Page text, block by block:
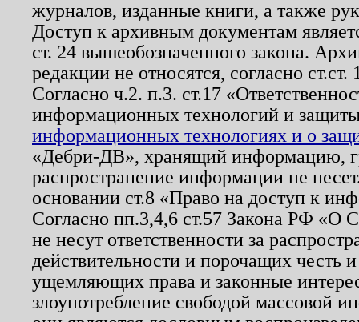
журналов, изданные книги, а также
Доступ к архивным документам
ст. 24 вышеобозначенного закона.
редакции не относятся, согласно
Согласно ч.2. п.3. ст.17
информационных технологий и
информационных технологиях и о
«Дебри-ДВ», хранящий информацию,
распространение информации не
основании ст.8 «Право на доступ к
Согласно пп.3,4,6 ст.57 Закона РФ «О
не несут ответственности за
действительности и порочащих честь
ущемляющих права и законные
злоупотребление свободой массовой